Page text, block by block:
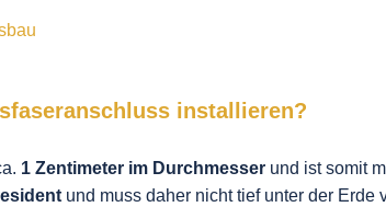
installieren?
1 Zentimeter im Durchmesserund ist somit
und muss daher nicht tief unter der Erde